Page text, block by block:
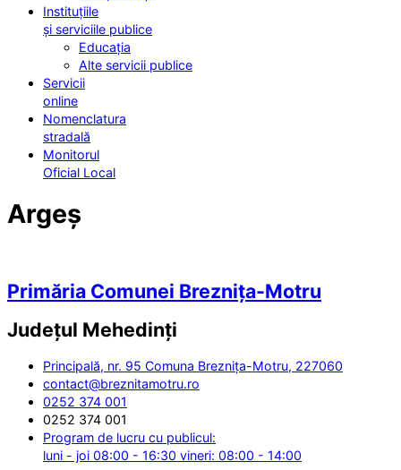
Instituțiile
și serviciile publice
Educația
Alte servicii publice
Servicii
online
Nomenclatura
stradală
Monitorul
Oficial Local
Argeș
Primăria Comunei Breznița-Motru
Județul Mehedinți
Principală, nr. 95 Comuna Breznița-Motru, 227060
contact@breznitamotru.ro
0252 374 001
0252 374 001
Program de lucru cu publicul:
luni - joi 08:00 - 16:30 vineri: 08:00 - 14:00